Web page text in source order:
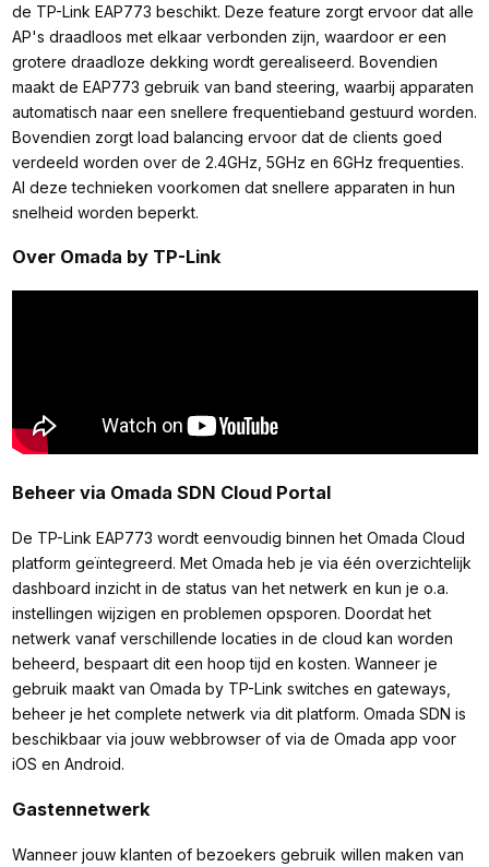
de TP-Link EAP773 beschikt. Deze feature zorgt ervoor dat alle
AP's draadloos met elkaar verbonden zijn, waardoor er een
grotere draadloze dekking wordt gerealiseerd. Bovendien
maakt de EAP773 gebruik van band steering, waarbij apparaten
automatisch naar een snellere frequentieband gestuurd worden.
Bovendien zorgt load balancing ervoor dat de clients goed
verdeeld worden over de 2.4GHz, 5GHz en 6GHz frequenties.
Al deze technieken voorkomen dat snellere apparaten in hun
snelheid worden beperkt.
Over Omada by TP-Link
Beheer via Omada SDN Cloud Portal
De TP-Link EAP773 wordt eenvoudig binnen het Omada Cloud
platform geïntegreerd. Met Omada heb je via één overzichtelijk
dashboard inzicht in de status van het netwerk en kun je o.a.
instellingen wijzigen en problemen opsporen. Doordat het
netwerk vanaf verschillende locaties in de cloud kan worden
beheerd, bespaart dit een hoop tijd en kosten. Wanneer je
gebruik maakt van Omada by TP-Link switches en gateways,
beheer je het complete netwerk via dit platform. Omada SDN is
beschikbaar via jouw webbrowser of via de Omada app voor
iOS en Android.
Gastennetwerk
Wanneer jouw klanten of bezoekers gebruik willen maken van